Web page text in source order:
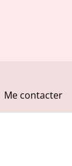
Me contacter